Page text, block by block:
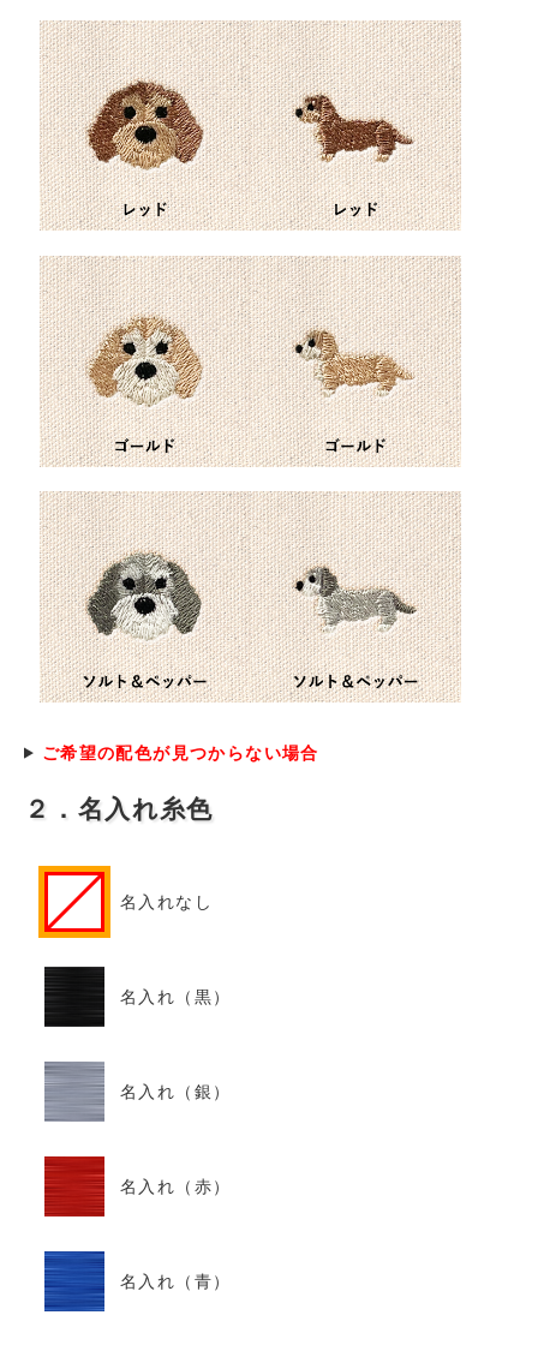
ご希望の配色が見つからない場合
２．名入れ糸色
名入れなし
名入れ（黒）
名入れ（銀）
名入れ（赤）
名入れ（青）